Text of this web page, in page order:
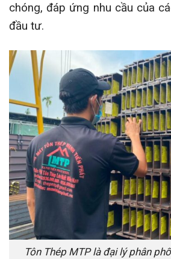
chóng, đáp ứng nhu cầu của
đầu tư.
Tôn Thép MTP là đại lý phân